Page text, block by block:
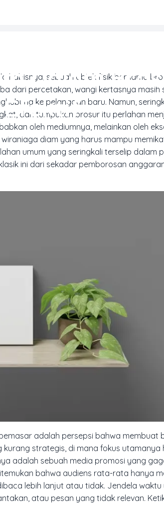
Dalam
Efektif
sebuah objek fisik bernama
dari percetakan, wangi kertasnya masih
ke pelanggan baru. Namun,
dan tumpukan brosur itu perlahan
oleh mediumnya, melainkan oleh
diam yang harus mampu
umum yang seringkali terselip dalam
ini dari sekadar pemborosan
adalah persepsi bahwa membuat
strategis, di mana fokus
adalah sebuah media promosi yang
bahwa audiens rata-rata hanya
lebih lanjut atau tidak. Jendela
atau pesan yang tidak relevan.